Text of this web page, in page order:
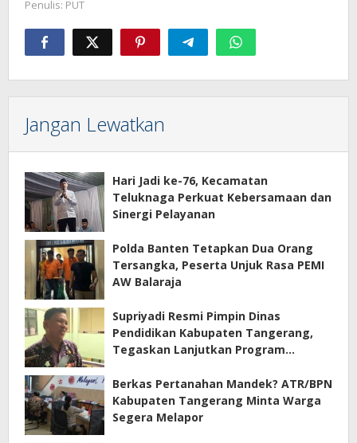
Penulis: PUT
Jangan Lewatkan
Hari Jadi ke-76, Kecamatan
Teluknaga Perkuat Kebersamaan dan
Sinergi Pelayanan
Polda Banten Tetapkan Dua Orang
Tersangka, Peserta Unjuk Rasa PEMI
AW Balaraja
Supriyadi Resmi Pimpin Dinas
Pendidikan Kabupaten Tangerang,
Tegaskan Lanjutkan Program
Berkas Pertanahan Mandek? ATR/BPN
Kabupaten Tangerang Minta Warga
Segera Melapor